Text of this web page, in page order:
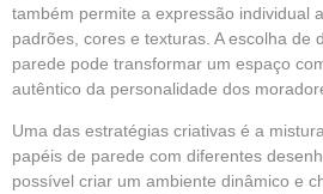
também permite a expressão individual
padrões, cores e texturas. A escolha de
parede pode transformar um espaço
autêntico da personalidade dos
Uma das estratégias criativas é a
papéis de parede com diferentes
possível criar um ambiente dinâmico e